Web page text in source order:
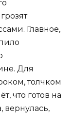
Главное,
Для
толчком
что готов на
вернулась,